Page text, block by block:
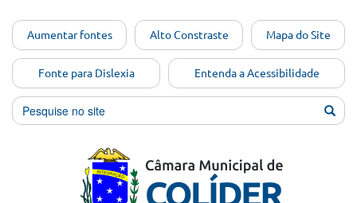
conteúdo
[Alt+1]
Ir para
o menu
[Alt+2]
Aumentar fontes Alto Constraste Mapa do Site
Fonte para Dislexia Entenda a Acessibilidade